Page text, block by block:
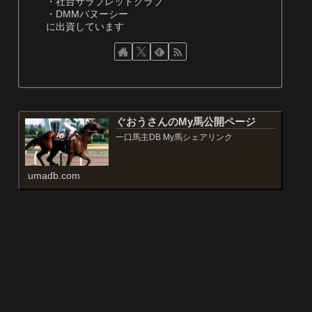
・DMMバヌーシー
に出資しています
ぐおうさんのMy馬公開ページ
一口馬主DB My馬シェアリンク
umadb.com